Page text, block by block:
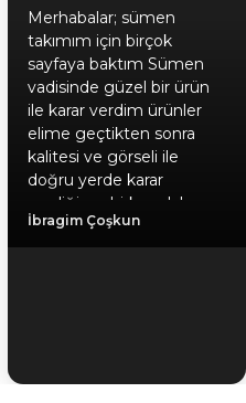
Merhabalar; sümen
takımım için birçok
sayfaya baktım Sümen
vadisinde güzel bir ürün
ile karar verdim ürünler
elime geçtikten sonra
kalitesi ve görseli ile
doğru yerde karar
verdiğime birkez daha
emin oldum, hediyeniz
için ayrıca teşekkür
İbragim Çoşkun